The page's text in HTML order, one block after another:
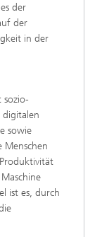
der
der
in der
sozio-
digitalen
sowie
Menschen
ist es, durch